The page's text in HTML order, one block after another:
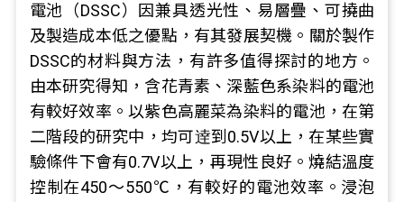
電池（DSSC）因兼具透光性、易層疊、可撓曲
及製造成本低之優點，有其發展契機。關於製作
DSSC的材料與方法，有許多值得探討的地方。
由本研究得知，含花青素、深藍色系染料的電池
有較好效率。以紫色高麗菜為染料的電池，在第
二階段的研究中，均可逹到0.5V以上，在某些實
驗條件下會有0.7V以上，再現性良好。燒結溫度
控制在450～550℃，有較好的電池效率。浸泡